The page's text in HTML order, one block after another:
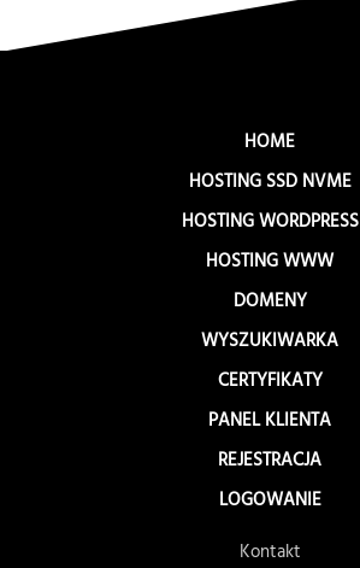
HOME
HOSTING SSD NVME
HOSTING WORDPRESS
HOSTING WWW
DOMENY
WYSZUKIWARKA
CERTYFIKATY
PANEL KLIENTA
REJESTRACJA
LOGOWANIE
Kontakt